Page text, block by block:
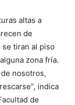
altas a
de
tiran al piso
zona fría.
nosotros,
indica
de